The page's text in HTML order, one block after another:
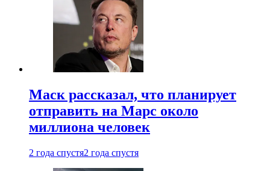
Маск рассказал, что планирует
отправить на Марс около
миллиона человек
2 года спустя2 года спустя